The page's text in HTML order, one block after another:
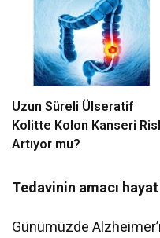
Uzun Süreli Ülseratif
Kolitte Kolon Kanseri
Artıyor mu?
Tedavinin amacı
Günümüzde